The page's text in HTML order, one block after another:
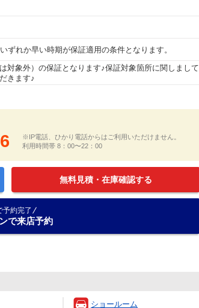
ずれか早い時期が保証適用の条件となります。
対象外）の保証となります♪保証対象箇所に関しまして
きます♪
※IP電話、ひかり電話からはご利用いただけません。
利用時間帯 8：00〜22：00
無料見積・在庫確認する
予約完了
で来店予約
ショールーム